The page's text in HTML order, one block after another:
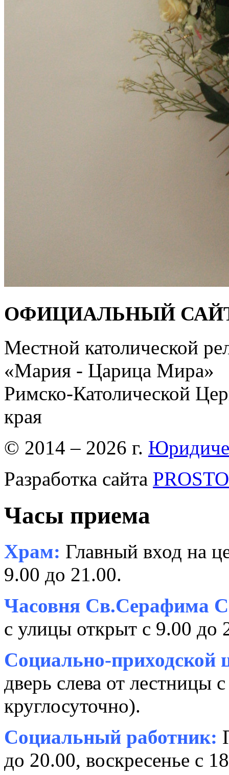
ОФИЦИАЛЬНЫЙ
Местной католической
«Мария - Царица Мира»
Римско-Католической
края
© 2014 – 2026 г.
Разработка сайта
Часы приема
Храм: Главный вход на
9.00 до 21.00.
Часовня Св.Серафима
с улицы открыт с 9.00 до
Социально-приходской
дверь слева от лестницы
круглосуточно).
Социальный работник:
до 20.00, воскресенье с